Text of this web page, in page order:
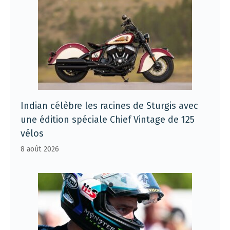
Indian célèbre les racines de Sturgis avec
une édition spéciale Chief Vintage de 125
vélos
8 août 2026